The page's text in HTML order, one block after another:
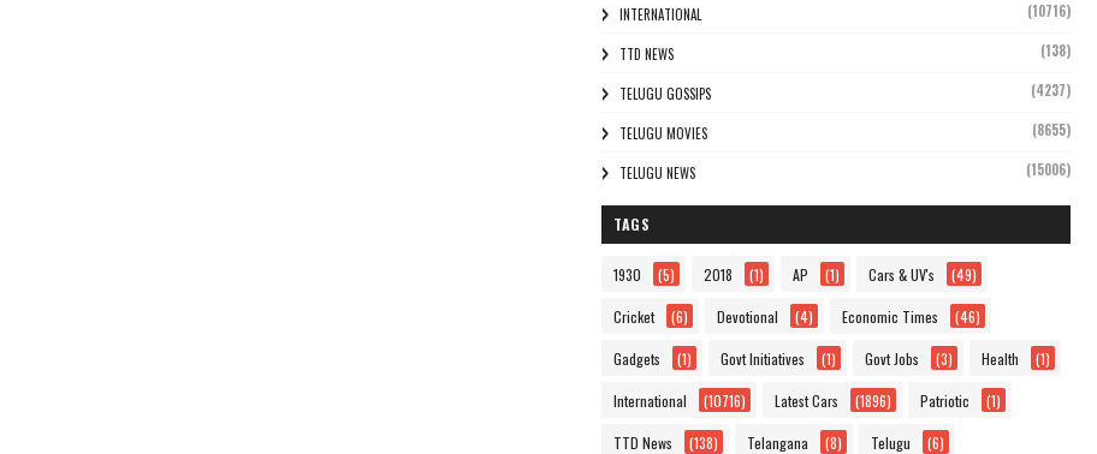
INTERNATIONAL (10716)
TTD NEWS (138)
TELUGU GOSSIPS (4237)
TELUGU MOVIES (8655)
TELUGU NEWS (15006)
TAGS
1930 (5) 2018 (1) AP (1) Cars & UV's (49)
Cricket (6) Devotional (4) Economic Times (46)
Gadgets (1) Govt Initiatives (1) Govt Jobs (3) Health (1)
International (10716) Latest Cars (1896) Patriotic (1)
TTD News (138) Telangana (8) Telugu (6)